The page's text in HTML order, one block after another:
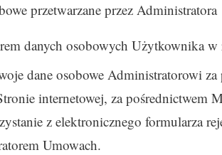
przetwarzane przez Administratora
danych osobowych Użytkownika
dane osobowe Administratorowi
internetowej, za pośrednictwem
z elektronicznego formularza
Umowach.